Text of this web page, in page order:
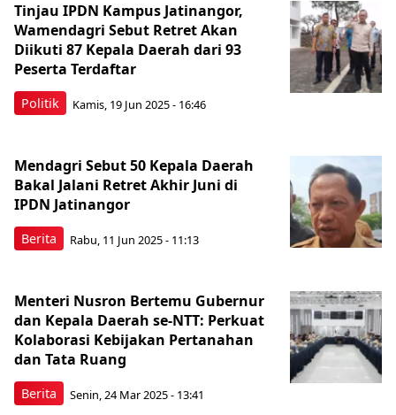
Politik
Tinjau IPDN Kampus Jatinangor,
Wamendagri Sebut Retret Akan
Diikuti 87 Kepala Daerah dari 93
Peserta Terdaftar
Kamis, 19 Jun 2025 - 16:46
Berita
Mendagri Sebut 50 Kepala Daerah
Bakal Jalani Retret Akhir Juni di
IPDN Jatinangor
Rabu, 11 Jun 2025 - 11:13
Berita
Menteri Nusron Bertemu Gubernur
dan Kepala Daerah se-NTT: Perkuat
Kolaborasi Kebijakan Pertanahan
dan Tata Ruang
Senin, 24 Mar 2025 - 13:41